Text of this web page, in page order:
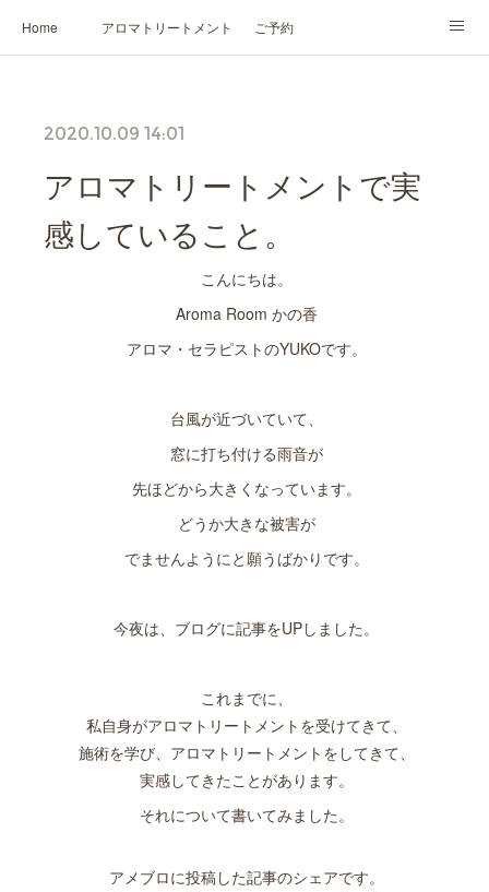
Home アロマトリートメント ご予約
プロフィール
2020.10.09 14:01
アロマトリートメントで実
感していること。
こんにちは。
Aroma Room かの香
アロマ・セラピストのYUKOです。
台風が近づいていて、
窓に打ち付ける雨音が
先ほどから大きくなっています。
どうか大きな被害が
でませんようにと願うばかりです。
今夜は、ブログに記事をUPしました。
これまでに、
私自身がアロマトリートメントを受けてきて、
施術を学び、アロマトリートメントをしてきて、
実感してきたことがあります。
それについて書いてみました。
アメブロに投稿した記事のシェアです。